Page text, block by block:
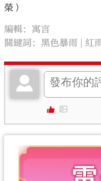
榮）
編輯：寓言
關鍵詞： 黑色暴雨 紅